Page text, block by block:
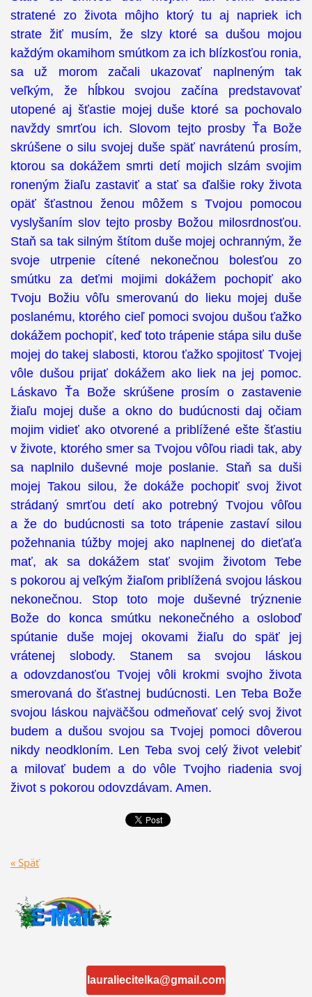
stratené zo života môjho ktorý tu aj napriek ich
strate žiť musím, že slzy ktoré sa dušou mojou
každým okamihom smútkom za ich blízkosťou ronia,
sa už morom začali ukazovať naplneným tak
veľkým, že hĺbkou svojou začína predstavovať
utopené aj šťastie mojej duše ktoré sa pochovalo
navždy smrťou ich. Slovom tejto prosby Ťa Bože
skrúšene o silu svojej duše späť navrátenú prosím,
ktorou sa dokážem smrti detí mojich slzám svojim
roneným žiaľu zastaviť a stať sa ďalšie roky života
opäť šťastnou ženou môžem s Tvojou pomocou
vyslyšaním slov tejto prosby Božou milosrdnosťou.
Staň sa tak silným štítom duše mojej ochranným, že
svoje utrpenie cítené nekonečnou bolesťou zo
smútku za deťmi mojimi dokážem pochopiť ako
Tvoju Božiu vôľu smerovanú do lieku mojej duše
poslanému, ktorého cieľ pomoci svojou dušou ťažko
dokážem pochopiť, keď toto trápenie stápa silu duše
mojej do takej slabosti, ktorou ťažko spojitosť Tvojej
vôle dušou prijať dokážem ako liek na jej pomoc.
Láskavo Ťa Bože skrúšene prosím o zastavenie
žiaľu mojej duše a okno do budúcnosti daj očiam
mojim vidieť ako otvorené a priblížené ešte šťastiu
v živote, ktorého smer sa Tvojou vôľou riadi tak, aby
sa naplnilo duševné moje poslanie. Staň sa duši
mojej Takou silou, že dokáže pochopiť svoj život
strádaný smrťou detí ako potrebný Tvojou vôľou
a že do budúcnosti sa toto trápenie zastaví silou
požehnania túžby mojej ako naplnenej do dieťaťa
mať, ak sa dokážem stať svojim životom Tebe
s pokorou aj veľkým žiaľom priblížená svojou láskou
nekonečnou. Stop toto moje duševné trýznenie
Bože do konca smútku nekonečného a osloboď
spútanie duše mojej okovami žiaľu do späť jej
vrátenej slobody. Stanem sa svojou láskou
a odovzdanosťou Tvojej vôli krokmi svojho života
smerovaná do šťastnej budúcnosti. Len Teba Bože
svojou láskou najväčšou odmeňovať celý svoj život
budem a dušou svojou sa Tvojej pomoci dôverou
nikdy neodkloním. Len Teba svoj celý život velebiť
a milovať budem a do vôle Tvojho riadenia svoj
život s pokorou odovzdávam. Amen.
« Späť
lauraliecitelka@gmail.com